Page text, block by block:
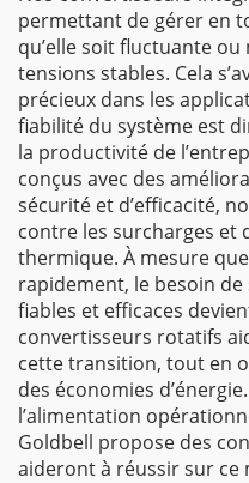
permettant de gérer en
qu’elle soit fluctuante
tensions stables. Cela
précieux dans les
fiabilité du système est
la productivité de
conçus avec des
sécurité et d’efficacité,
contre les surcharges et
thermique. À mesure
rapidement, le besoin
fiables et efficaces
convertisseurs rotatifs
cette transition, tout en
des économies
l’alimentation
Goldbell propose des
aideront à réussir sur ce